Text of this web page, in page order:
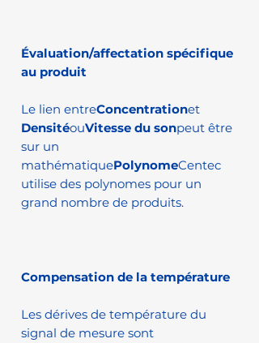
Évaluation/affectation spécifique
au produit
Le lien entreConcentrationet
DensitéouVitesse du sonpeut être
sur un
mathématiquePolynomeCentec
utilise des polynomes pour un
grand nombre de produits.
Compensation de la température
Les dérives de température du
signal de mesure sont